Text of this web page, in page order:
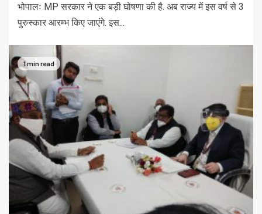
भोपालः MP सरकार ने एक बड़ी घोषणा की है. अब राज्य में इस वर्ष से 3
पुरुस्कार आरम्भ किए जाएंगे. इस...
1 min read